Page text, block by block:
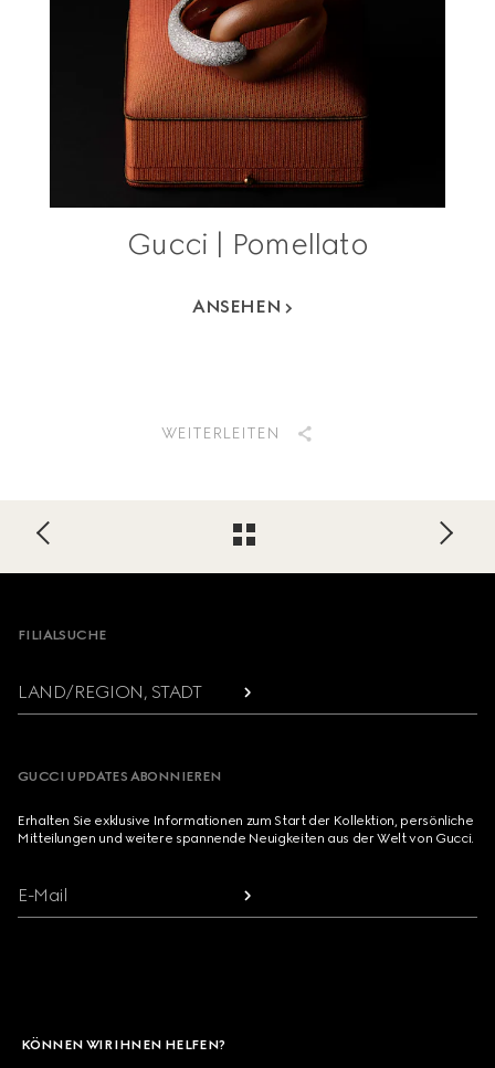
Gucci | Pomellato
ANSEHEN
WEITERLEITEN
Footer
FILIALSUCHE
LAND/REGION, STADT
GUCCI UPDATES ABONNIEREN
Erhalten Sie exklusive Informationen zum Start der Kollektion, persönliche
Mitteilungen und weitere spannende Neuigkeiten aus der Welt von Gucci.
E-Mail
KÖNNEN WIR IHNEN HELFEN?